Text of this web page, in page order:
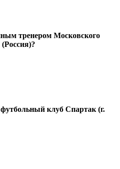
тренером Московского
клуб Спартак (г.